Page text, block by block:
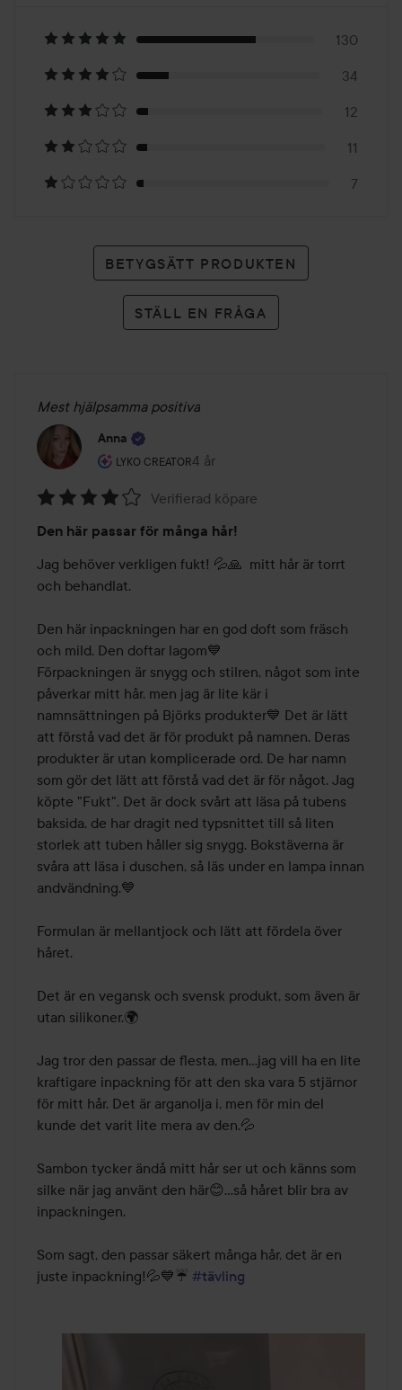
på
194
betyg
130
34
12
11
7
BETYGSÄTT PRODUKTEN
STÄLL EN FRÅGA
Mest hjälpsamma positiva
Anna
LYKO CREATOR
Användarens roll: Lyko Creator.
4 år
Inlägget skapades 4 år
4
av
5
Verifierad köpare
Den här passar för många hår!
Jag behöver verkligen fukt! 💦🙏  mitt hår är torrt
och behandlat.
Den här inpackningen har en god doft som fräsch
och mild. Den doftar lagom💙
Förpackningen är snygg och stilren, något som inte
påverkar mitt hår, men jag är lite kär i
namnsättningen på Björks produkter💙 Det är lätt
att förstå vad det är för produkt på namnen. Deras
produkter är utan komplicerade ord. De har namn
som gör det lätt att förstå vad det är för något. Jag
köpte "Fukt". Det är dock svårt att läsa på tubens
baksida, de har dragit ned typsnittet till så liten
storlek att tuben håller sig snygg. Bokstäverna är
svåra att läsa i duschen, så läs under en lampa innan
andvändning.💙
Formulan är mellantjock och lätt att fördela över
håret.
Det är en vegansk och svensk produkt, som även är
utan silikoner.🌍
Jag tror den passar de flesta, men...jag vill ha en lite
kraftigare inpackning för att den ska vara 5 stjärnor
för mitt hår. Det är arganolja i, men för min del
kunde det varit lite mera av den.💦
Sambon tycker ändå mitt hår ser ut och känns som
silke när jag använt den här😊...så håret blir bra av
inpackningen.
Som sagt, den passar säkert många hår, det är en
juste inpackning!💦💙☔ #tävling